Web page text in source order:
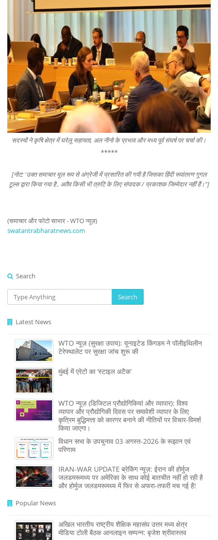
सदस्यों ने कृषि क्षेत्र में घरेलू सहायता, अल नीनो के प्रभाव और मध्य पूर्व संघर्ष पर चर्चा की।
*****
[नोट: 'उक्त समाचार मूल रूप से अंग्रेजी में प्रसारित की गयी है जिसका हिंदी रूपांतरण गूगल
टूल्स द्वारा किया गया है , अतैव किसी भी त्रुटि के लिए संपादक / प्रकाशक जिम्मेदार नहीं हैं।"]
(समाचार और फोटो साभार - WTO न्यूज़)
swatantrabharatnews.com
Search
Search
Latest News
WTO न्यूज़ (सुरक्षा उपाय): यूनाइटेड किंगडम ने पॉलीइथिलीन
टेरेफ्थालेट पर सुरक्षा जांच शुरू की
मुंबई में एरेटो का ‘स्टाइल अटैक’
WTO न्यूज़ (डिजिटल प्रौद्योगिकियां और व्यापार): विश्व
व्यापार और प्रौद्योगिकी दिवस पर समावेशी व्यापार के लिए
कृत्रिम बुद्धिमत्ता को कारगर बनाने की नीतियों पर विचार-विमर्श
किया जाएगा।
विधान सभा के उपचुनाव 03 अगस्त-2026 के रूझान एवं
परिणाम
IRAN-WAR UPDATE ब्रेकिंग न्यूज़: ईरान की होर्मुज
जलडमरूमध्य पर अमेरिका के साथ कोई बातचीत नहीं हो रही है
और होर्मुज जलडमरूमध्य में फिर से अफरा-तफरी मच गई है!
Popular News
अखिल भारतीय राष्ट्रीय शैक्षिक महासंघ उत्तर मध्य क्षेत्र
मीडिया टोली बैठक आनलाइन सम्पन्न: बृजेश श्रीवास्तव